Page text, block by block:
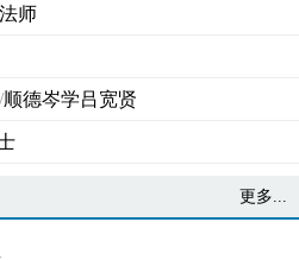
师
/顺德岑学吕宽贤
更多...